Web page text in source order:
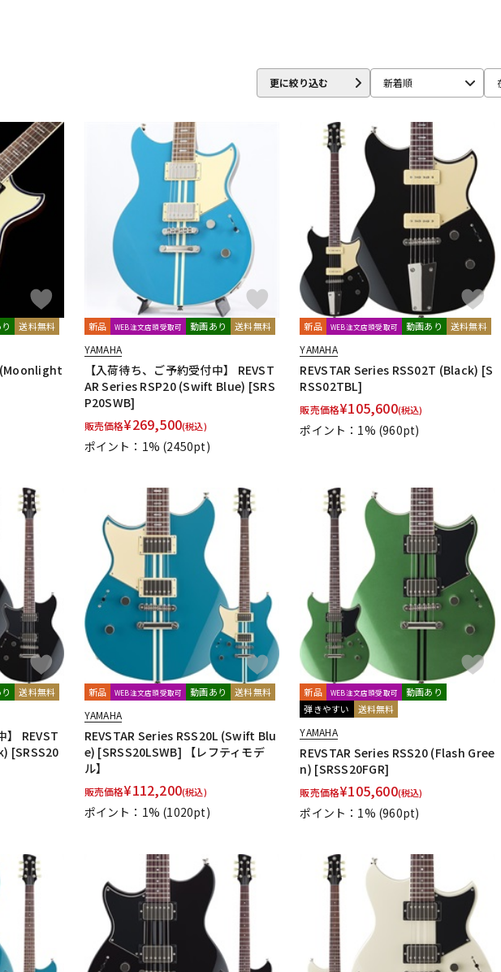
更に絞り込む 新着順
送料無料
(Moonlight
新品 WEB注文店頭受取可 動画あり 送料無料
YAMAHA
【入荷待ち、ご予約受付中】 REVST
AR Series RSP20 (Swift Blue) [SRS
P20SWB]
販売価格¥269,500(税込)
ポイント：1% (2450pt)
新品 WEB注文店頭受取可 動画あり 送料無料
YAMAHA
REVSTAR Series RSS02T (Black) [S
RSS02TBL]
販売価格¥105,600(税込)
ポイント：1% (960pt)
送料無料
】 REVST
[SRSS20
新品 WEB注文店頭受取可 動画あり 送料無料
YAMAHA
REVSTAR Series RSS20L (Swift Blu
e) [SRSS20LSWB] 【レフティモデ
ル】
販売価格¥112,200(税込)
ポイント：1% (1020pt)
新品 WEB注文店頭受取可
動画あり
弾きやすい
送料無料
YAMAHA
REVSTAR Series RSS20 (Flash Gree
n) [SRSS20FGR]
販売価格¥105,600(税込)
ポイント：1% (960pt)